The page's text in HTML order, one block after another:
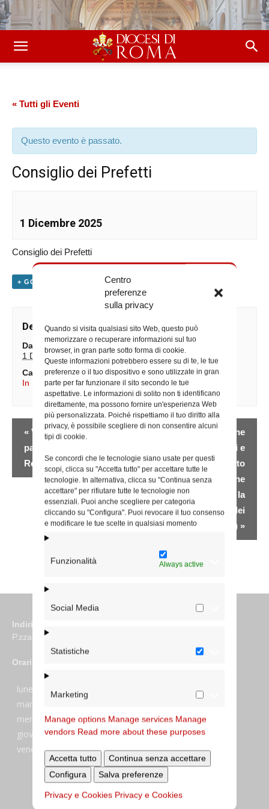
Centro
preferenze
sulla privacy
Quando si visita qualsiasi sito Web, questo può
memorizzare o recuperare informazioni sul tuo
browser, in gran parte sotto forma di cookie.
Queste informazioni potrebbero essere su di te, le tue
preferenze o il tuo dispositivo e sono utilizzate in gran
parte per far funzionare il sito secondo le tue
aspettative. Le informazioni di solito non ti identificano
direttamente, ma possono fornire un'esperienza Web
più personalizzata. Poiché rispettiamo il tuo diritto alla
privacy, è possibile scegliere di non consentire alcuni
tipi di cookie.
Se concordi che le tecnologie siano usate per questi
scopi, clicca su "Accetta tutto" per accettare tutte le
tecnologie. In alternativa, clicca su "Continua senza
accettare" per rifiutare tutte le tecnologie non
essenziali. Puoi anche scegliere per categoria
cliccando su "Configura". Puoi revocare il tuo consenso
e modificare le tue scelte in qualsiasi momento
Funzionalità Always active
Social Media
Statistiche
Marketing
Manage options Manage services Manage
vendors Read more about these purposes
Accetta tutto
Continua senza accettare
Configura
Salva preferenze
Privacy e Cookies Privacy e Cookies
« Tutti gli Eventi
Questo evento è passato.
Consiglio dei Prefetti
1 Dicembre 2025
Consiglio dei Prefetti
+ GOOGLE CALENDAR + ESPORTA IN ICAL
Dettagli
Data:
1 Dicembre 2025
Categoria Evento:
In Diocesi
Evento
Navigazione
« Visita pastorale alla
parrocchia San
Romano Martire
Incontro di formazione
per Esorcisti e
Sacerdoti 1° ascolto
(Uff. per la formazione
liturgica e la
celebrazione dei
Sacramenti) »
Indirizzo
P.zza S. Giovanni in Laterano 6 00184 Roma
Orari
lunedi:
martedi:
mercoledi:
7:45–13:15 e 14:00-17:30
giovedi:
7:45–13:45
venerdi:
7:45–13:45